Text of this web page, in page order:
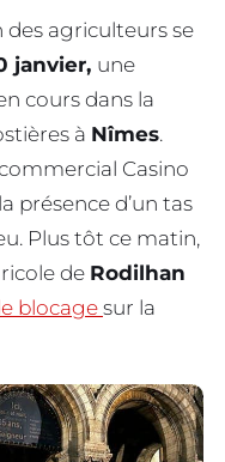
des agriculteurs se
janvier, une
cours dans la
à Nîmes.
Casino
présence d’un tas
Plus tôt ce matin,
de Rodilhan
blocage sur la